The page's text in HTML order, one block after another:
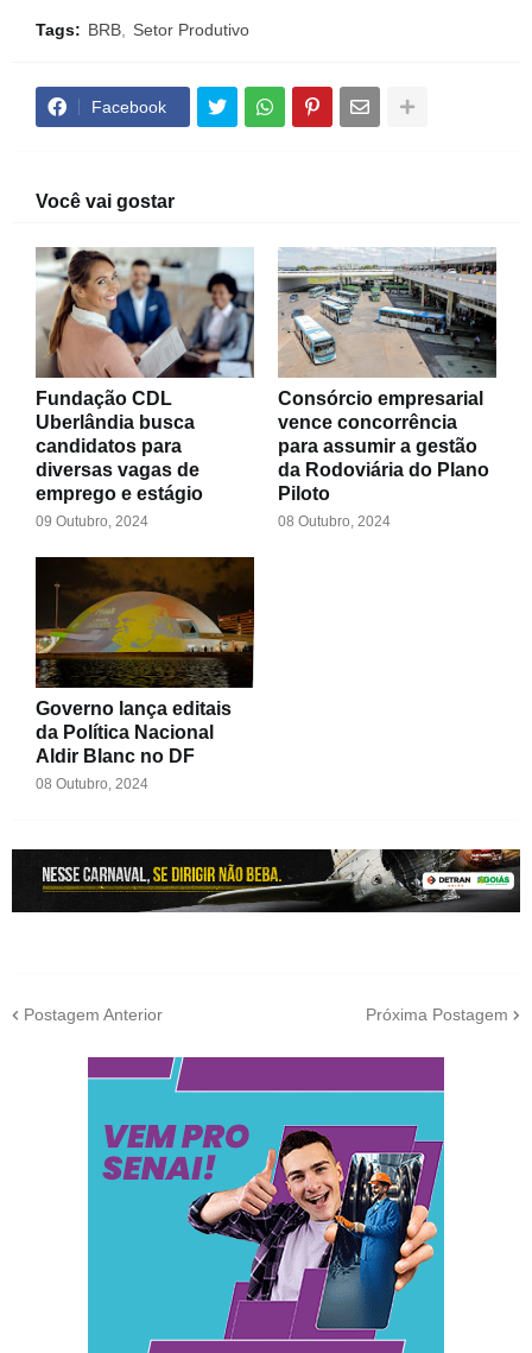
Tags: BRB Setor Produtivo
Facebook
Você vai gostar
Fundação CDL
Uberlândia busca
candidatos para
diversas vagas de
emprego e estágio
09 Outubro, 2024
Consórcio empresarial
vence concorrência
para assumir a gestão
da Rodoviária do Plano
Piloto
08 Outubro, 2024
Governo lança editais
da Política Nacional
Aldir Blanc no DF
08 Outubro, 2024
Postagem Anterior Próxima Postagem